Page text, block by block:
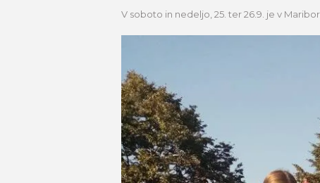
V soboto in nedeljo, 25. ter 26.9. je v